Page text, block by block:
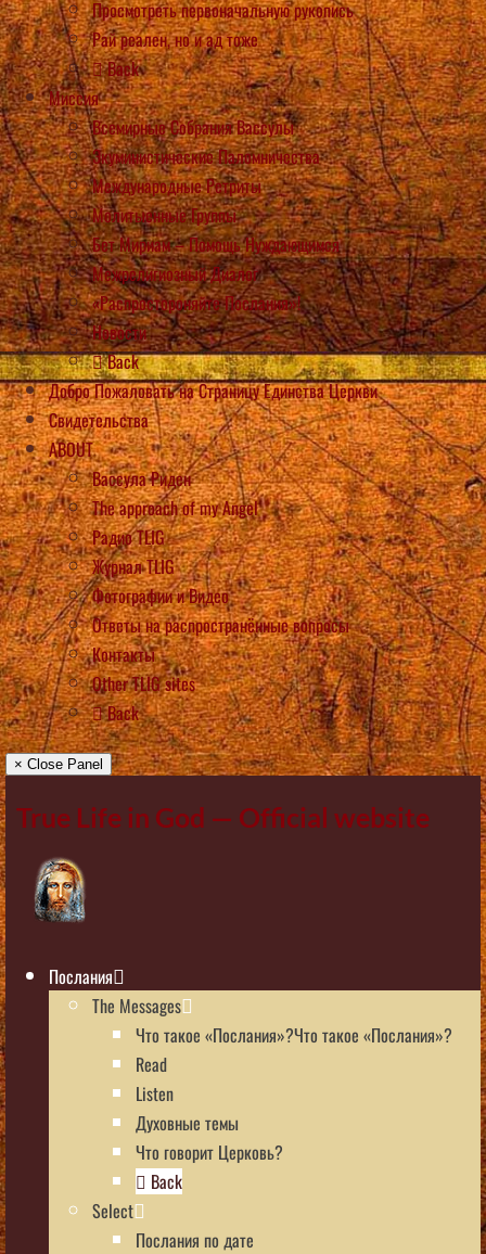
Просмотреть первоначальную рукопись
Рай реален, но и ад тоже
Back
Миссия
Всемирные Собрания Вассулы
Экуминистические Паломничества
Международные Ретриты
Молитыенные Группы
Бет Мириам – Помощь Нуждающимся
Межрелигиозный Диалог
«Распростороняйте Послания»!
Новости
Back
Добро Пожаловать на Страницу Единства Церкви
Свидетельства
ABOUT
Вассула Риден
The approach of my Angel
Радио TLIG
Журнал TLIG
Фотографии и Видео
Ответы на распространённые вопросы
Контакты
Other TLIG sites
Back
× Close Panel
True Life in God — Official website
Послания
The Messages
Что такое «Послания»?Что такое «Послания»?
Read
Listen
Духовные темы
Что говорит Церковь?
Back
Select
Послания по дате